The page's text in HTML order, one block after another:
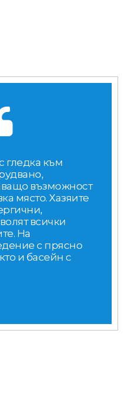
гледка към
възможност
място. Хазяите
всички
На
с прясно
и басейн с